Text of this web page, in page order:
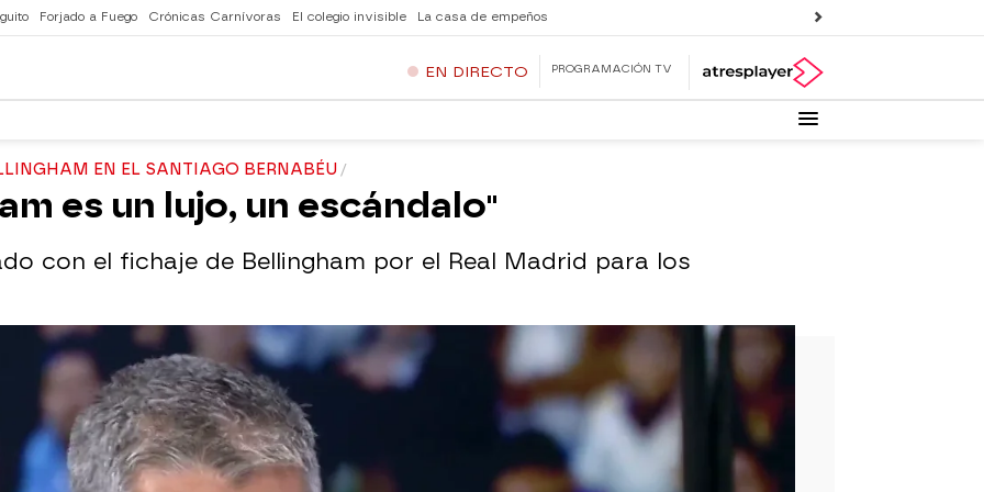
Forjado a Fuego Crónicas Carnívoras El colegio invisible La casa de empeños
EN DIRECTO PROGRAMACIÓN TV
EN EL SANTIAGO BERNABÉU
es un lujo, un escándalo"
con el fichaje de Bellingham por el Real Madrid para los